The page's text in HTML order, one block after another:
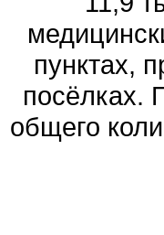
пунктах,
посёлках.
общего